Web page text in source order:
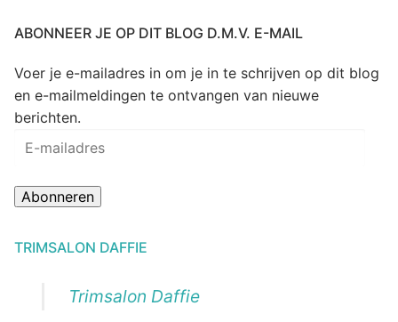
ABONNEER JE OP DIT BLOG D.M.V. E-MAIL
Voer je e-mailadres in om je in te schrijven op dit blog
en e-mailmeldingen te ontvangen van nieuwe
berichten.
E-
Abonneren
TRIMSALON DAFFIE
Trimsalon Daffie